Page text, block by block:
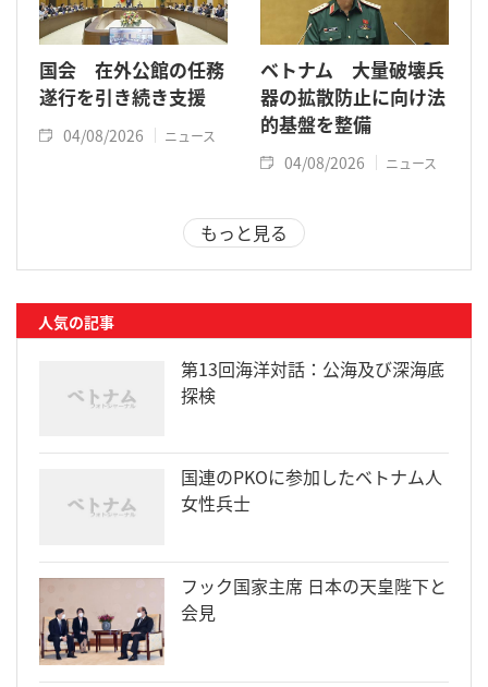
国会 在外公館の任務
遂行を引き続き支援
04/08/2026 ニュース
ベトナム 大量破壊兵
器の拡散防止に向け法
的基盤を整備
04/08/2026 ニュース
もっと見る
人気の記事
第13回海洋対話：公海及び深海底
探検
国連のPKOに参加したベトナム人
女性兵士
フック国家主席 日本の天皇陛下と
会見